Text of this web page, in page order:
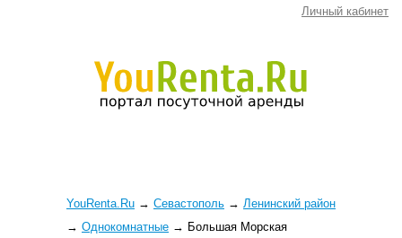
Личный кабинет
YouRenta.Ru → Севастополь → Ленинский район
→ Однокомнатные → Большая Морская